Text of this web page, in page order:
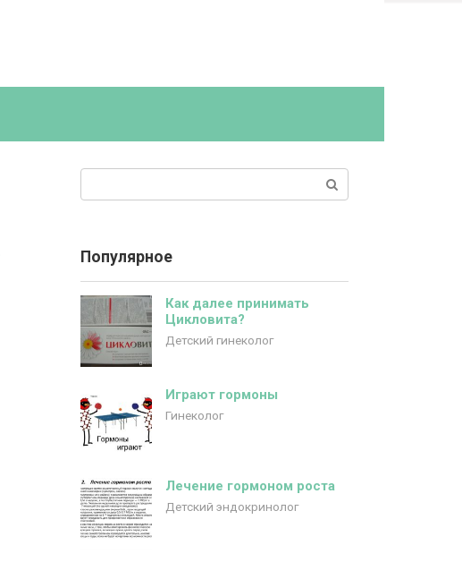
Популярное
Как далее принимать
Цикловита?
Детский гинеколог
Играют гормоны
Гинеколог
Лечение гормоном роста
Детский эндокринолог